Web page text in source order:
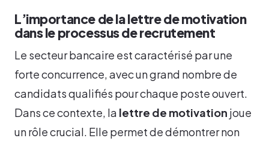
L’importance de la lettre de motivation
dans le processus de recrutement
Le secteur bancaire est caractérisé par une
forte concurrence, avec un grand nombre de
candidats qualifiés pour chaque poste ouvert.
Dans ce contexte, la lettre de motivation joue
un rôle crucial. Elle permet de démontrer non